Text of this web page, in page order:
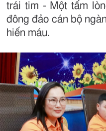
trái tim - Một tấm
đông đảo cán bộ
hiến máu.